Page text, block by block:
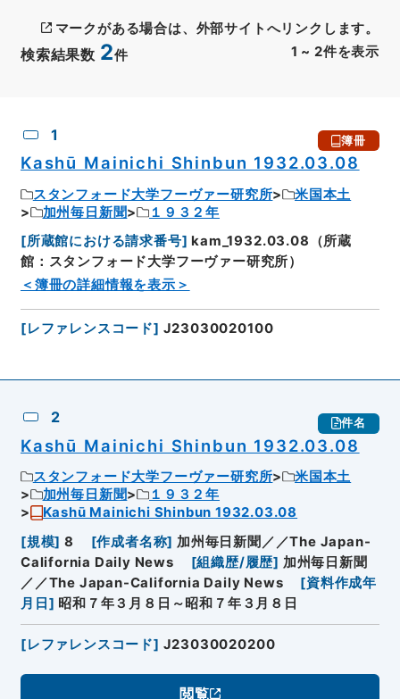
検索結果数 2件 1 ~ 2件を表示
マークがある場合は、外部サイトへリンクします。
1 簿冊
Kashū Mainichi Shinbun 1932.03.08
スタンフォード大学フーヴァー研究所
米国本土
加州毎日新聞
１９３２年
[所蔵館における請求番号] kam_1932.03.08（所蔵
館：スタンフォード大学フーヴァー研究所）
＜簿冊の詳細情報を表示＞
[レファレンスコード] J23030020100
2 件名
Kashū Mainichi Shinbun 1932.03.08
スタンフォード大学フーヴァー研究所
米国本土
加州毎日新聞
１９３２年
Kashū Mainichi Shinbun 1932.03.08
[規模] 8 [作成者名称] 加州毎日新聞／／The Japan-
California Daily News
[組織歴/履歴] 加州毎日新聞
／／The Japan-California Daily News
[資料作成年
月日 ] 昭和７年３月８日～昭和７年３月８日
[レファレンスコード] J23030020200
閲覧